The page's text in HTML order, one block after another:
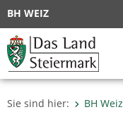
BH WEIZ
Sie sind hier: BH Weiz